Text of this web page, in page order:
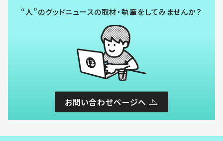
“人”のグッドニュースの取材・執筆をしてみませんか？
お問い合わせページへ